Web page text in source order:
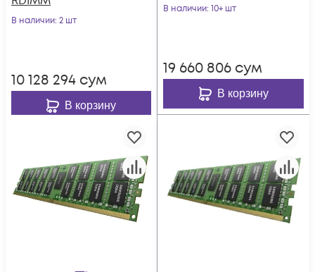
В наличии: 2 шт
10 128 294 сум
В корзину
В наличии: 10+ шт
19 660 806 сум
В корзину